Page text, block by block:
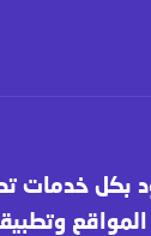
بكل خدمات
المواقع